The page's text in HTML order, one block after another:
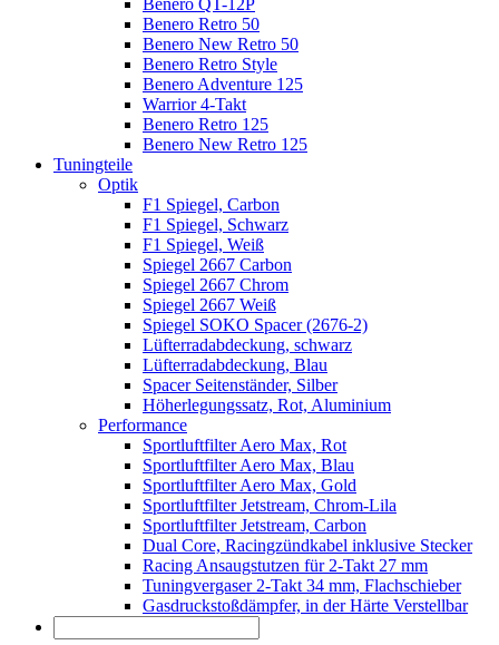
Benero Retro 50
Benero New Retro 50
Benero Retro Style
Benero Adventure 125
Warrior 4-Takt
Benero Retro 125
Benero New Retro 125
Tuningteile
Optik
F1 Spiegel, Carbon
F1 Spiegel, Schwarz
F1 Spiegel, Weiß
Spiegel 2667 Carbon
Spiegel 2667 Chrom
Spiegel 2667 Weiß
Spiegel SOKO Spacer (2676-2)
Lüfterradabdeckung, schwarz
Lüfterradabdeckung, Blau
Spacer Seitenständer, Silber
Höherlegungssatz, Rot, Aluminium
Performance
Sportluftfilter Aero Max, Rot
Sportluftfilter Aero Max, Blau
Sportluftfilter Aero Max, Gold
Sportluftfilter Jetstream, Chrom-Lila
Sportluftfilter Jetstream, Carbon
Dual Core, Racingzündkabel inklusive Stecker
Racing Ansaugstutzen für 2-Takt 27 mm
Tuningvergaser 2-Takt 34 mm, Flachschieber
Gasdruckstoßdämpfer, in der Härte Verstellbar